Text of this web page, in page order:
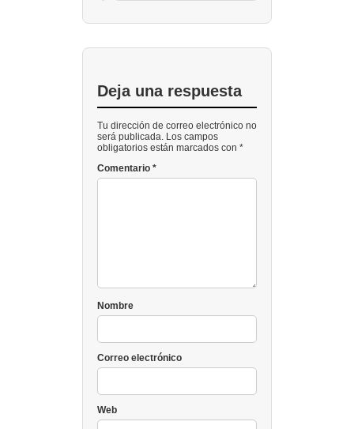
Deja una respuesta
Tu dirección de correo electrónico no
será publicada. Los campos
obligatorios están marcados con *
Comentario *
Nombre
Correo electrónico
Web